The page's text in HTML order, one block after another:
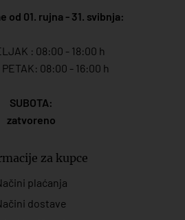
od 01. rujna - 31. svibnja:
: 08:00 - 18:00 h
PETAK: 08:00 - 16:00 h
SUBOTA:
zatvoreno
za kupce
plaćanja
dostave